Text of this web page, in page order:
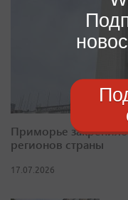
Приморье
регионов страны
17.07.2026